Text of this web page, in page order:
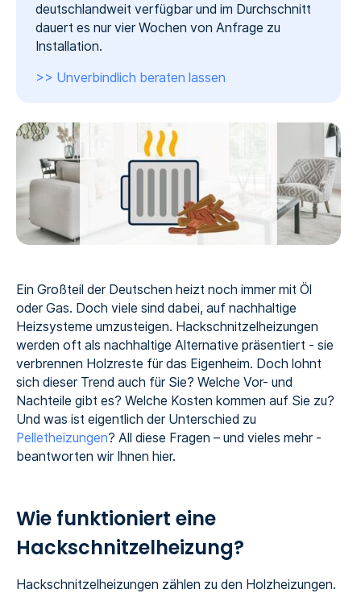
deutschlandweit verfügbar und im Durchschnitt
dauert es nur vier Wochen von Anfrage zu
Installation.
>> Unverbindlich beraten lassen
Ein Großteil der Deutschen heizt noch immer mit Öl
oder Gas. Doch viele sind dabei, auf nachhaltige
Heizsysteme umzusteigen. Hackschnitzelheizungen
werden oft als nachhaltige Alternative präsentiert - sie
verbrennen Holzreste für das Eigenheim. Doch lohnt
sich dieser Trend auch für Sie? Welche Vor- und
Nachteile gibt es? Welche Kosten kommen auf Sie zu?
Und was ist eigentlich der Unterschied zu
Pelletheizungen? All diese Fragen – und vieles mehr -
beantworten wir Ihnen hier.
Wie funktioniert eine
Hackschnitzelheizung?
Hackschnitzelheizungen zählen zu den Holzheizungen.